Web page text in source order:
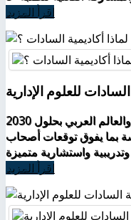
اقرأ المزيد
السادات للعلوم الإدارية
بما يفوق توقعات أصحاب
اقرأ المزيد